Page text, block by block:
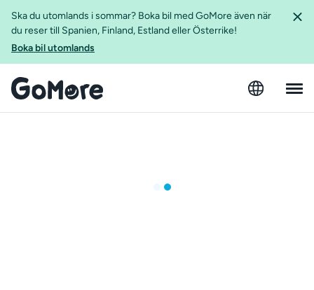
Ska du utomlands i sommar? Boka bil med GoMore även när
du reser till Spanien, Finland, Estland eller Österrike!
Boka bil utomlands